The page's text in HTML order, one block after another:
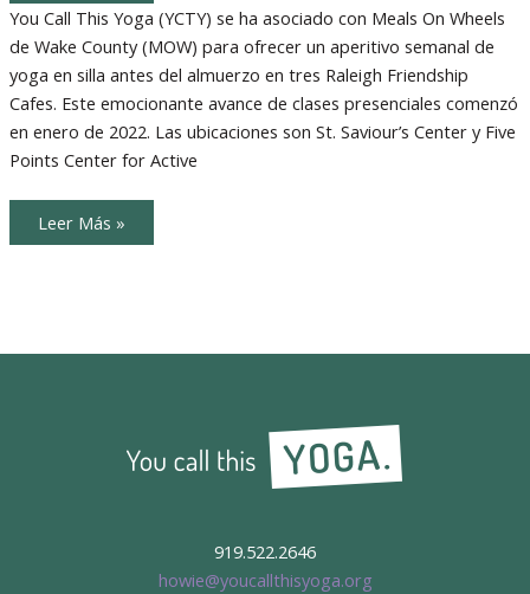
Wheels
ofrece
Yoga
Silla
antes
de
Almuerzo
You Call This Yoga (YCTY) se ha asociado con Meals On Wheels
de Wake County (MOW) para ofrecer un aperitivo semanal de
yoga en silla antes del almuerzo en tres Raleigh Friendship
Cafes. Este emocionante avance de clases presenciales comenzó
en enero de 2022. Las ubicaciones son St. Saviour’s Center y Five
Points Center for Active
Meals
de
Leer Más »
919.522.2646
howie@youcallthisyoga.org